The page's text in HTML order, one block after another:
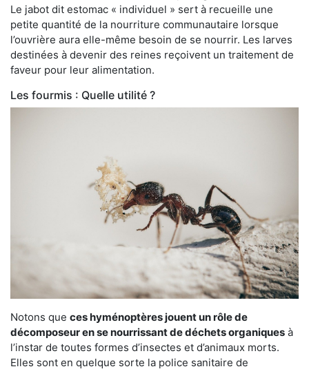
Le jabot dit estomac « individuel » sert à recueille une
petite quantité de la nourriture communautaire lorsque
l’ouvrière aura elle-même besoin de se nourrir. Les larves
destinées à devenir des reines reçoivent un traitement de
faveur pour leur alimentation.
Les fourmis : Quelle utilité ?
Notons que ces hyménoptères jouent un rôle de
décomposeur en se nourrissant de déchets organiques à
l’instar de toutes formes d’insectes et d’animaux morts.
Elles sont en quelque sorte la police sanitaire de